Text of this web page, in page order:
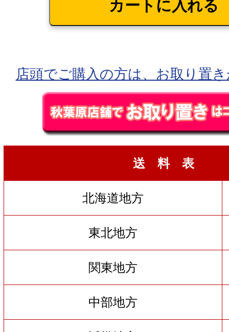
店頭でご購入の方は、お取り置
送 料 表
北海道地方
東北地方
関東地方
中部地方